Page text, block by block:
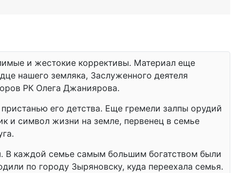
и жестокие коррективы. Материал еще
нашего земляка, Заслуженного деятеля
РК Олега Джаниярова.
его детства. Еще гремели залпы орудий
и символ жизни на земле, первенец в семье
В каждой семье самым большим богатством были
по городу Зыряновску, куда переехала семья.